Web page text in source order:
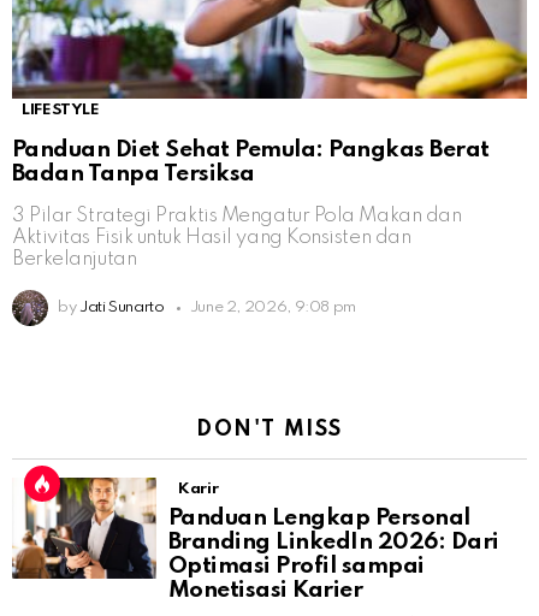
LIFESTYLE
Panduan Diet Sehat Pemula: Pangkas Berat
Badan Tanpa Tersiksa
3 Pilar Strategi Praktis Mengatur Pola Makan dan
Aktivitas Fisik untuk Hasil yang Konsisten dan
Berkelanjutan
by Jati Sunarto June 2, 2026, 9:08 pm
DON'T MISS
Karir
Panduan Lengkap Personal
Branding LinkedIn 2026: Dari
Optimasi Profil sampai
Monetisasi Karier